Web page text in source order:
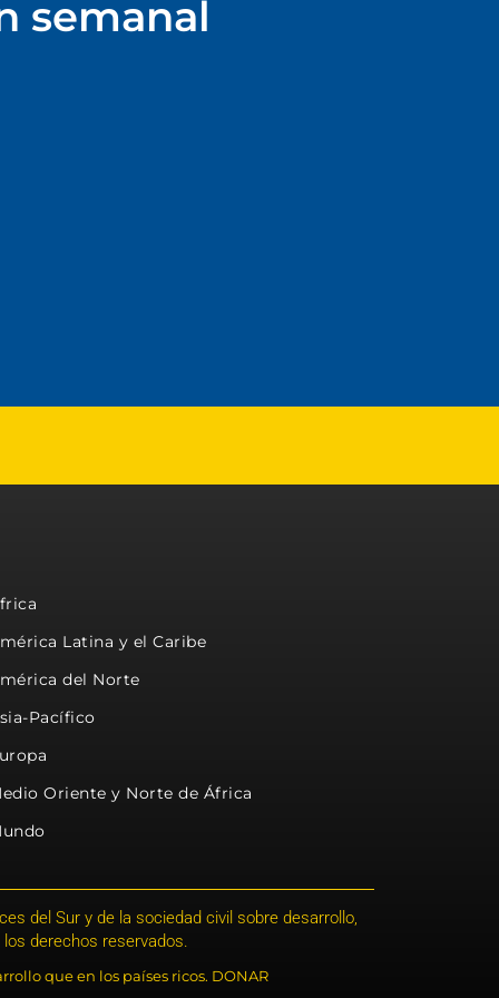
semanal
Latina y el Caribe
del Norte
Pacífico
Oriente y Norte de África
del Sur y de la sociedad civil sobre desarrollo,
derechos reservados.
que en los países ricos. DONAR